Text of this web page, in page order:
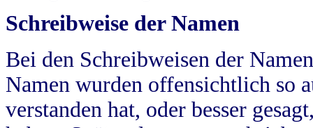
Schreibweise der Namen
Bei den Schreibweisen der
Namen wurden offensichtlich so
verstanden hat, oder besser